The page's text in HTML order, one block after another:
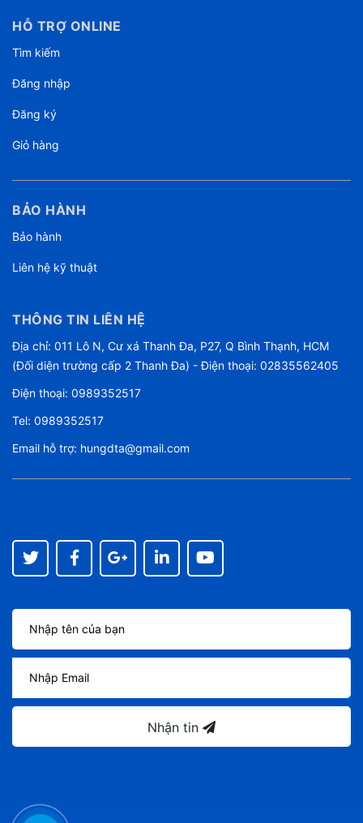
HỖ TRỢ ONLINE
Tìm kiếm
Đăng nhập
Đăng ký
Giỏ hàng
BẢO HÀNH
Bảo hành
Liên hệ kỹ thuật
THÔNG TIN LIÊN HỆ
Địa chỉ: 011 Lô N, Cư xá Thanh Đa, P27, Q Bình Thạnh, HCM
(Đối diện trường cấp 2 Thanh Đa) - Điện thoại: 02835562405
Điện thoại: 0989352517
Tel: 0989352517
Email hỗ trợ: hungdta@gmail.com
Nhận tin